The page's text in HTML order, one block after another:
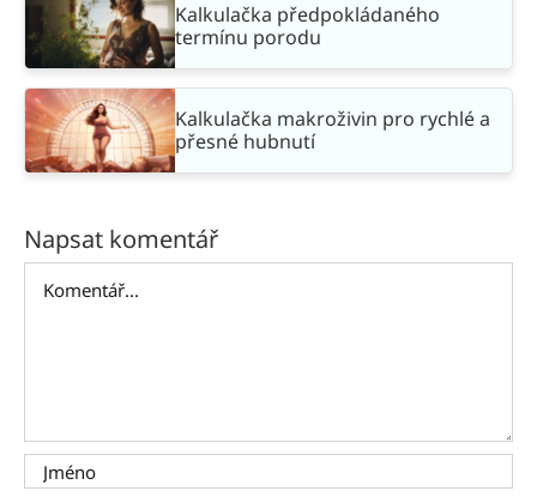
Kalkulačka předpokládaného
termínu porodu
Kalkulačka makroživin pro rychlé a
přesné hubnutí
Napsat komentář